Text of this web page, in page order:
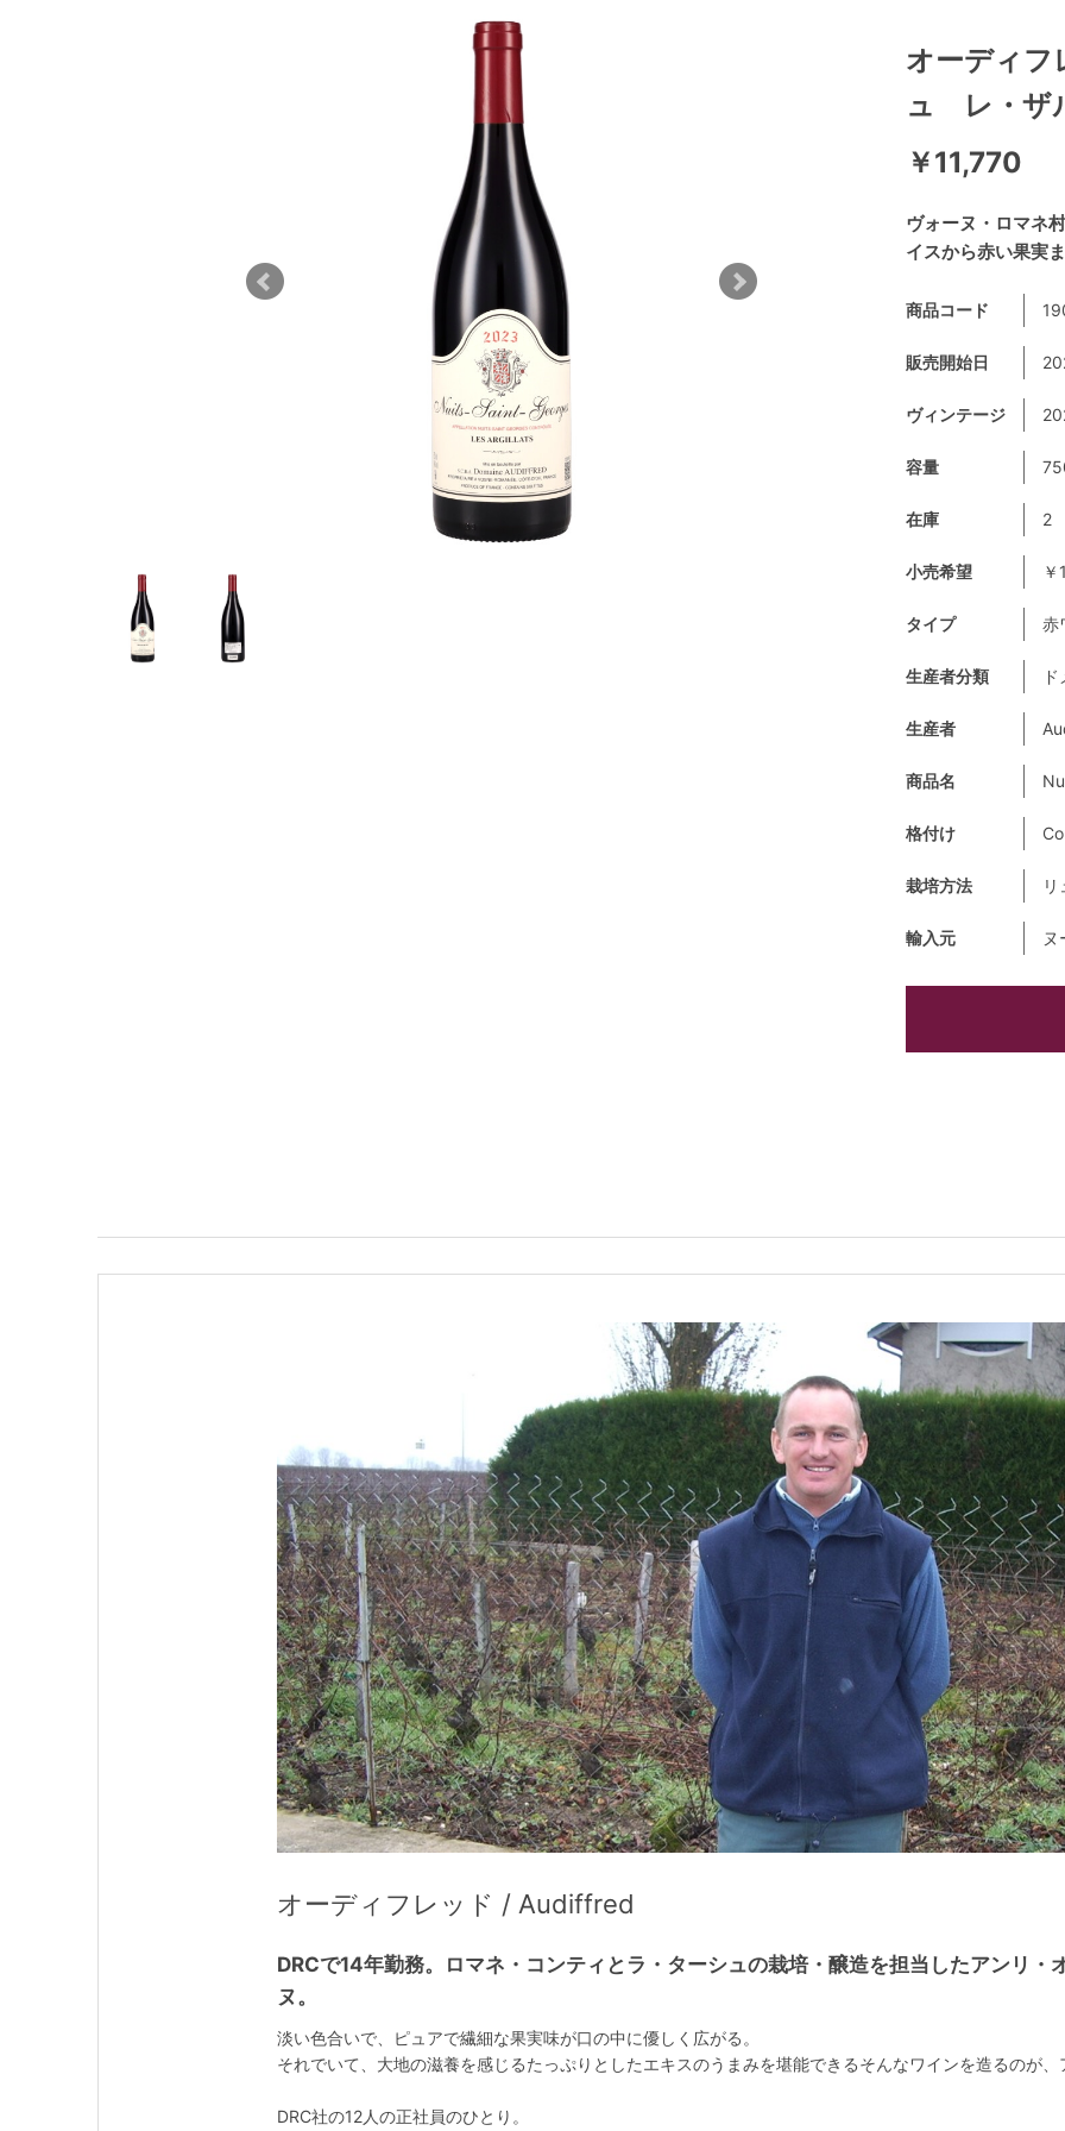
ヴォーヌ・ロマネ
イスから赤い果実
オーディフ
ュ レ・ザ
￥11,770
商品コード
販売開始日
ヴィンテージ
容量
在庫 2
小売希望
タイプ 赤
生産者分類
生産者
商品名
格付け
栽培方法
輸入元
オーディフレッド / Audiffred
DRCで14年勤務。ロマネ・コンティとラ・ターシュの栽培・醸造を担当したアンリ・
ヌ。
淡い色合いで、ピュアで繊細な果実味が口の中に優しく広がる。
それでいて、大地の滋養を感じるたっぷりとしたエキスのうまみを堪能できるそんなワインを造るのが
DRC社の12人の正社員のひとり。